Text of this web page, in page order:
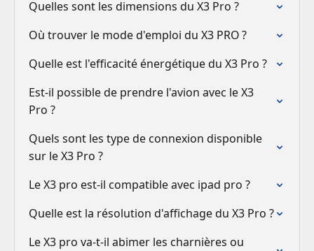
Quelles sont les dimensions du X3 Pro ?
Où trouver le mode d'emploi du X3 PRO ?
Quelle est l'efficacité énergétique du X3 Pro ?
Est-il possible de prendre l'avion avec le X3
Pro ?
Quels sont les type de connexion disponible
sur le X3 Pro ?
Le X3 pro est-il compatible avec ipad pro ?
Quelle est la résolution d'affichage du X3 Pro ?
Le X3 pro va-t-il abimer les charnières ou